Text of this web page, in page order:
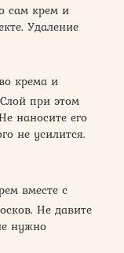
сам крем и
Удаление
крема и
при этом
наносите его
не усилится.
вместе с
Не давите
нужно